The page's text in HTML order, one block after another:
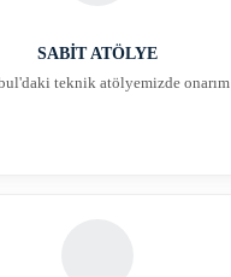
SABİT ATÖLYE
teknik atölyemizde onarım